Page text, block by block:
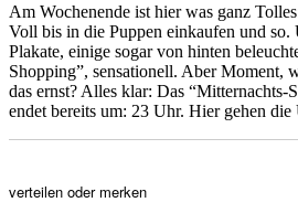
Am Wochenende ist hier was ganz
Voll bis in die Puppen einkaufen und so.
Plakate, einige sogar von hinten
Shopping”, sensationell. Aber Moment,
das ernst? Alles klar: Das “Mitternachts-
endet bereits um: 23 Uhr. Hier gehen die
verteilen oder merken